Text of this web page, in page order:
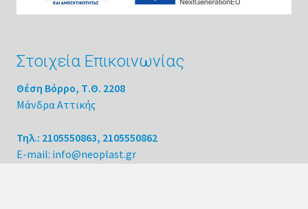
Στοιχεία Επικοινωνίας
Θέση Βόρρο, Τ.Θ. 2208
Μάνδρα Αττικής
Τηλ.: 2105550863, 2105550862
E-mail: info@neoplast.gr